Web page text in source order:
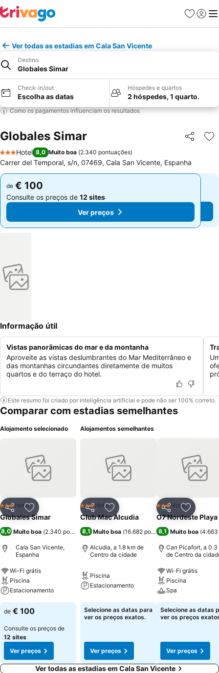
Favoritos
Iniciar
Ver todas as estadias em Cala San Vicente
Destino
Globales Simar
Check-in/out
Escolha as datas
Hóspedes e quartos
2 hóspedes, 1 quarto.
Como os pagamentos influenciam os resultados
Globales Simar Partilhar
3 Estrelas
Hotel 8,0 Muito boa (2.340 pontuações)
Carrer del Temporal, s/n, 07469, Cala San Vicente, Espanha
de € 100
Consulte os preços de 12 sites
Ver preços
de € 100
Consulte os preços de 12 sites
Ver preços
Informação útil
Vistas panorâmicas do mar e da montanha
Aproveite as vistas deslumbrantes do Mar Mediterrâneo e
das montanhas circundantes diretamente de muitos
quartos e do terraço do hotel.
Este resumo foi criado por inteligência artificial e pode não ser 100% correto.
Comparar com estadias semelhantes
Alojamento selecionado
PartilharAdicionar aos favoritos
3 Estrelas
Hotel
Globales Simar
8,0 Muito boa (2.340 pontuações)
Cala San Vicente,
Espanha
Wi-Fi grátis
Piscina
Estacionamento
de € 100
Consulte os preços de
12 sites
Ver preços
Alojamentos semelhantes
PartilharAdicionar aos favoritos
3 Estrelas
Hotel
Club Mac Alcudia
8,1 Muito boa (16.682 pontuações)
Alcudia, a 1.8 km de
Centro da cidade
Piscina
Estacionamento
Selecione as datas para
ver os preços exatos.
Ver preços
Partilhar
3 Estrelas
Hotel
O7 Nordeste Playa
8,1 Muito boa (4.663
Can Picafort, a 0.3
de Centro da
Wi-Fi grátis
Piscina
Spa
Selecione as datas
ver os preços
Ver preços
Ver todas as estadias em Cala San Vicente